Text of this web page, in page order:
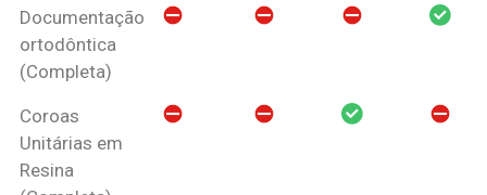
Documentação
ortodôntica
(Completa)
Coroas
Unitárias em
Resina